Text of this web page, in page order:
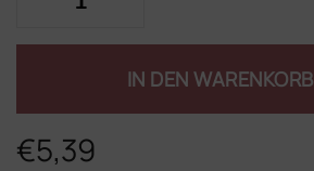
€5,39
IN DEN WARENKORB